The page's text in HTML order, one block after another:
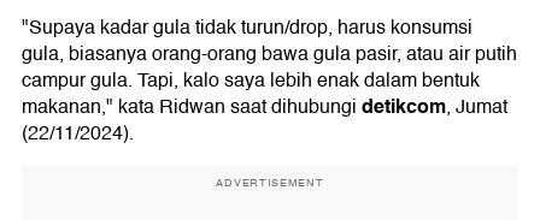
"Supaya kadar gula tidak turun/drop, harus konsumsi
gula, biasanya orang-orang bawa gula pasir, atau air putih
campur gula. Tapi, kalo saya lebih enak dalam bentuk
makanan," kata Ridwan saat dihubungidetikcom, Jumat
(22/11/2024).
ADVERTISEMENT